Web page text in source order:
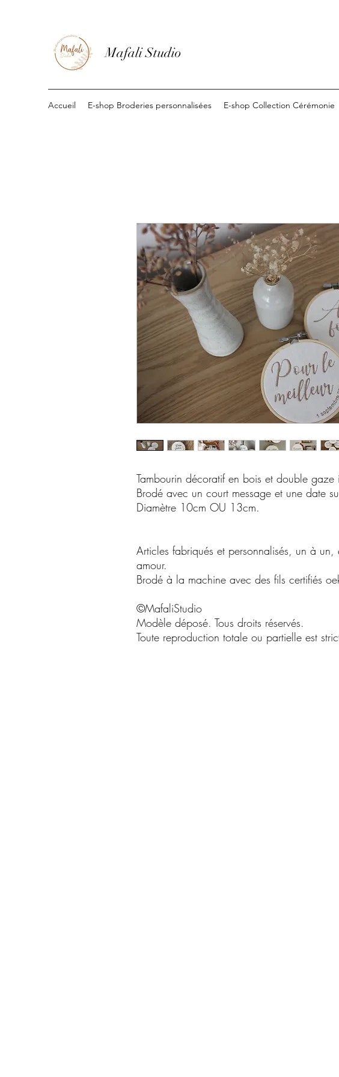
Mafali Studio
Accueil E-shop Broderies personnalisées E-shop Collection Cérémonie
Tambourin décoratif en bois et double gaze
Brodé avec un court message et une date
Diamètre 10cm OU 13cm.
Articles fabriqués et personnalisés, un à un,
amour.
Brodé à la machine avec des fils certifiés
©MafaliStudio
Modèle déposé. Tous droits réservés.
Toute reproduction totale ou partielle est